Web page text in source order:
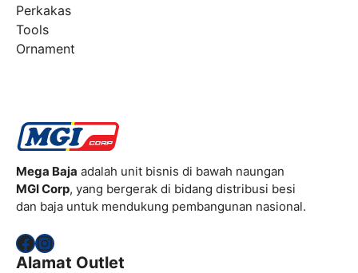
Perkakas
Tools
Ornament
Mega Baja adalah unit bisnis di bawah naungan
MGI Corp, yang bergerak di bidang distribusi besi
dan baja untuk mendukung pembangunan nasional.
Facebook
Instagram
Alamat Outlet